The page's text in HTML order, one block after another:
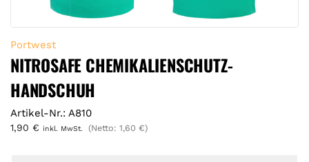
Portwest
NITROSAFE CHEMIKALIENSCHUTZ-
HANDSCHUH
Artikel-Nr.: A810
1,90 € inkl. MwSt. (Netto: 1,60 €)